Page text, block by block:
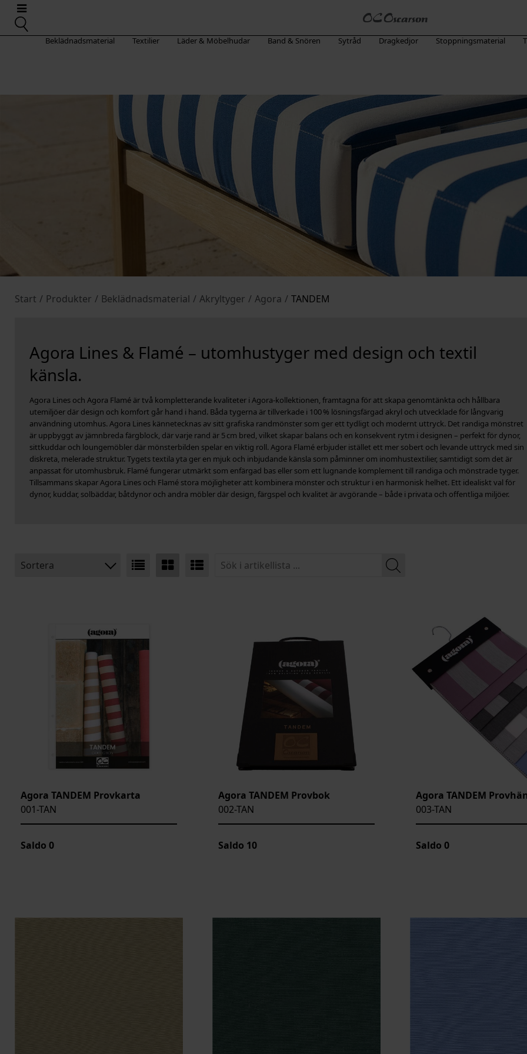
Beklädnadsmaterial Textilier Läder & Möbelhudar Band & Snören Sytråd Dragkedjor Stoppningsmaterial
Start / Produkter / Beklädnadsmaterial / Akryltyger / Agora / TANDEM
Agora Lines & Flamé – utomhustyger med design och textil
känsla.
Agora Lines och Agora Flamé är två kompletterande kvaliteter i Agora‑kollektionen, framtagna för att skapa genomtänkta och hållbara
utemiljöer där design och komfort går hand i hand. Båda tygerna är tillverkade i 100 % lösningsfärgad akryl och utvecklade för långvarig
användning utomhus. Agora Lines kännetecknas av sitt grafiska randmönster som ger ett tydligt och modernt uttryck. Det randiga mönstret
är uppbyggt av jämnbreda färgblock, där varje rand är 5 cm bred, vilket skapar balans och en konsekvent rytm i designen – perfekt för dynor,
sittkuddar och loungemöbler där mönsterbilden spelar en viktig roll. Agora Flamé erbjuder istället ett mer sobert och levande uttryck med sin
diskreta, melerade struktur. Tygets textila yta ger en mjuk och inbjudande känsla som påminner om inomhustextilier, samtidigt som det är
anpassat för utomhusbruk. Flamé fungerar utmärkt som enfärgad bas eller som ett lugnande komplement till randiga och mönstrade tyger.
Tillsammans skapar Agora Lines och Flamé stora möjligheter att kombinera mönster och struktur i en harmonisk helhet. Ett idealiskt val för
dynor, kuddar, solbäddar, båtdynor och andra möbler där design, färgspel och kvalitet är avgörande – både i privata och offentliga miljöer.
Sortera
Agora TANDEM Provkarta
001-TAN
Saldo 0
Agora TANDEM Provbok
002-TAN
Saldo 10
Agora TANDEM
003-TAN
Saldo 0